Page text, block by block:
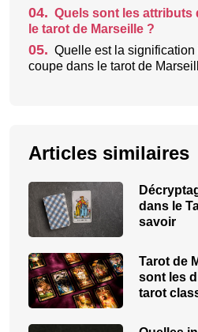
04. Quels sont les attributs
le tarot de Marseille ?
05. Quelle est la
coupe dans le tarot de
Articles similaires
dans le
savoir
Tarot de
sont les
tarot